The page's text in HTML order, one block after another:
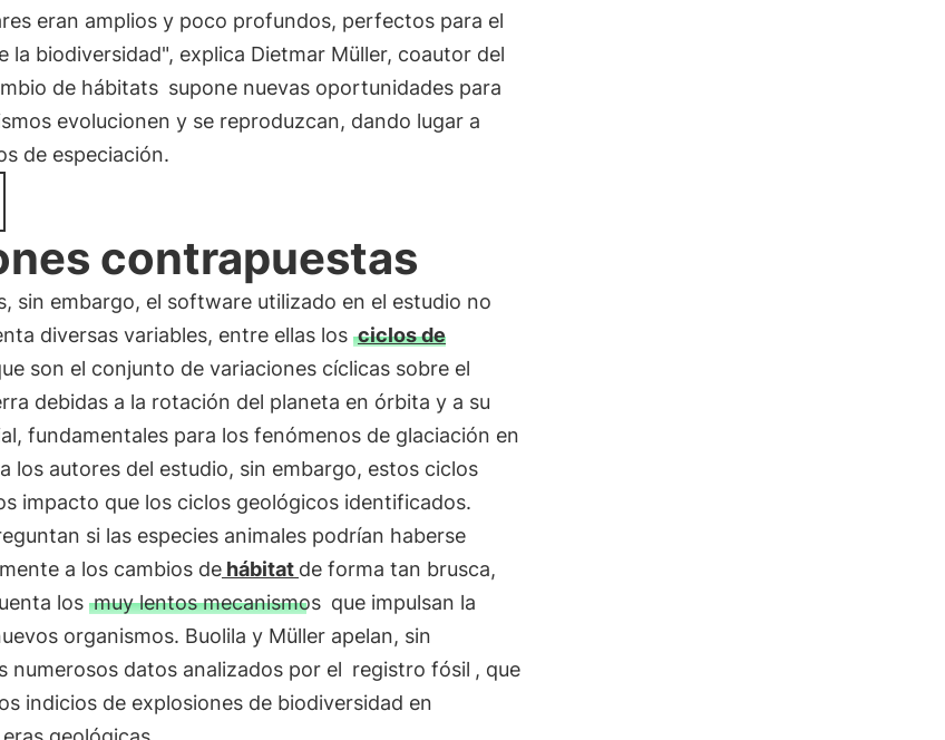
eran amplios y poco profundos, perfectos para el
la biodiversidad", explica Dietmar Müller, coautor del
de hábitats supone nuevas oportunidades para
evolucionen y se reproduzcan, dando lugar a
de especiación.
contrapuestas
sin embargo, el software utilizado en el estudio no
diversas variables, entre ellas los ciclos de
son el conjunto de variaciones cíclicas sobre el
debidas a la rotación del planeta en órbita y a su
fundamentales para los fenómenos de glaciación en
los autores del estudio, sin embargo, estos ciclos
impacto que los ciclos geológicos identificados.
si las especies animales podrían haberse
a los cambios dehábitat de forma tan brusca,
los muy lentos mecanismos que impulsan la
organismos. Buolila y Müller apelan, sin
numerosos datos analizados por el registro fósil , que
indicios de explosiones de biodiversidad en